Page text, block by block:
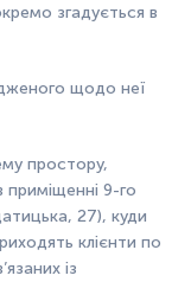
згадується в
щодо неї
простору,
приміщенні 9-го
27), куди
клієнти по
із